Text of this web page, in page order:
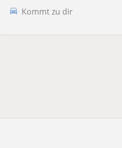
Kommt zu dir